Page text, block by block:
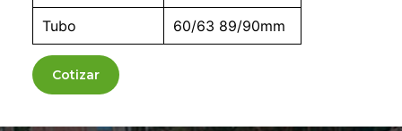
Tubo 60/63 89/90mm
Cotizar